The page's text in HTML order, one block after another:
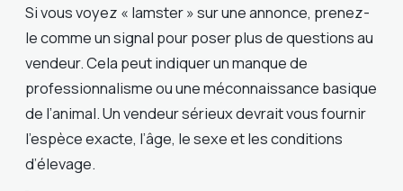
Si vous voyez « lamster » sur une annonce, prenez-
le comme un signal pour poser plus de questions au
vendeur. Cela peut indiquer un manque de
professionnalisme ou une méconnaissance basique
de l’animal. Un vendeur sérieux devrait vous fournir
l’espèce exacte, l’âge, le sexe et les conditions
d’élevage.